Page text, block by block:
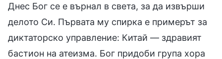
Днес Бог се е върнал в света, за да извърши
делото Си. Първата му спирка е примерът за
диктаторско управление: Китай — здравият
бастион на атеизма. Бог придоби група хора